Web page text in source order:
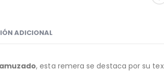
ADICIONAL
, esta remera se destaca por su